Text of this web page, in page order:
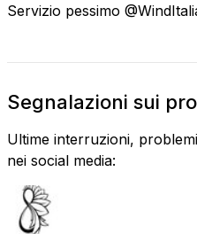
Servizio pessimo
Segnalazioni sui
Ultime interruzioni,
nei social media: